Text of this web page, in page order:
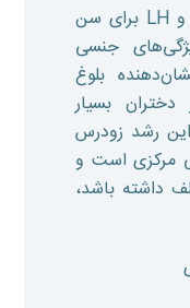
مقادیر بالاتر از حد انتظار FSH و LH برای سن
جنسی
بلوغ
بسیار
رشد زودرس
مرکزی است و
داشته باشد،